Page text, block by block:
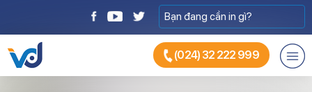
(024) 32 222 999